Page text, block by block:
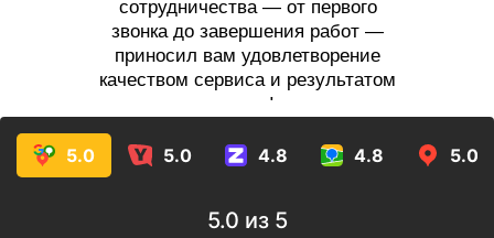
сотрудничества — от первого
звонка до завершения работ —
приносил вам удовлетворение
качеством сервиса и результатом
услуг!
5.0 5.0 4.8 4.8 5.0
5.0 из 5